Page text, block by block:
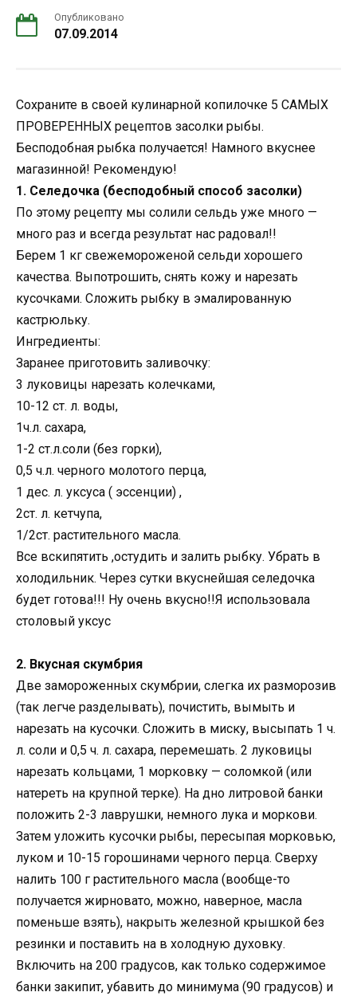
Опубликовано
07.09.2014
Сохраните в своей кулинарной копилочке 5 САМЫХ
ПРОВЕРЕННЫХ рецептов засолки рыбы.
Бесподобная рыбка получается! Намного вкуснее
магазинной! Рекомендую!
1. Селедочка (бесподобный способ засолки)
По этому рецепту мы солили сельдь уже много —
много раз и всегда результат нас радовал!!
Берем 1 кг свежемороженой сельди хорошего
качества. Выпотрошить, снять кожу и нарезать
кусочками. Сложить рыбку в эмалированную
кастрюльку.
Ингредиенты:
Заранее приготовить заливочку:
3 луковицы нарезать колечками,
10-12 ст. л. воды,
1ч.л. сахара,
1-2 ст.л.соли (без горки),
0,5 ч.л. черного молотого перца,
1 дес. л. уксуса ( эссенции) ,
2ст. л. кетчупа,
1/2ст. растительного масла.
Все вскипятить ,остудить и залить рыбку. Убрать в
холодильник. Через сутки вкуснейшая селедочка
будет готова!!! Ну очень вкусно!!Я использовала
столовый уксус
2. Вкусная скумбрия
Две замороженных скумбрии, слегка их разморозив
(так легче разделывать), почистить, вымыть и
нарезать на кусочки. Сложить в миску, высыпать 1 ч.
л. соли и 0,5 ч. л. сахара, перемешать. 2 луковицы
нарезать кольцами, 1 морковку — соломкой (или
натереть на крупной терке). На дно литровой банки
положить 2-3 лаврушки, немного лука и моркови.
Затем уложить кусочки рыбы, пересыпая морковью,
луком и 10-15 горошинами черного перца. Сверху
налить 100 г растительного масла (вообще-то
получается жирновато, можно, наверное, масла
поменьше взять), накрыть железной крышкой без
резинки и поставить на в холодную духовку.
Включить на 200 градусов, как только содержимое
банки закипит, убавить до минимума (90 градусов) и